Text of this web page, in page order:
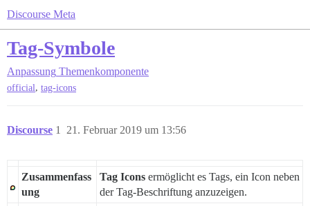
Discourse Meta
Tag-Symbole
Anpassung Themenkomponente
official, tag-icons
Discourse 21. Februar 2019 um 13:56
1
Zusammenfass
ung
Tag Icons ermöglicht es Tags, ein Icon neben
der Tag-Beschriftung anzuzeigen.